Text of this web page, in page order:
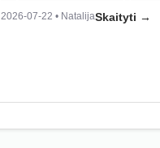
2026-07-22 • NatalijaSkaityti →